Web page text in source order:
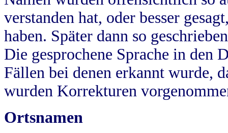
verstanden hat, oder besser
haben. Später dann so
Die gesprochene Sprache in
Fällen bei denen erkannt wurde,
wurden Korrekturen
Ortsnamen